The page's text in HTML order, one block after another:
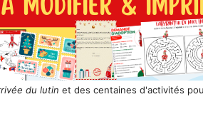
du lutin et des centaines d'activités